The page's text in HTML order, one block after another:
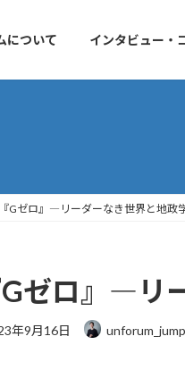
について インタビュー・
Gゼロ』―リーダーなき世界と地政
ゼロ』―リ
年9月16日